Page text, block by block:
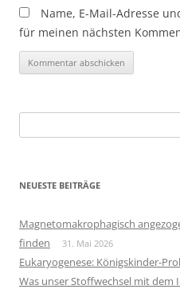
Name, E-Mail-Adresse
für meinen nächsten
nach:
NEUESTE BEITRÄGE
Magnetomakrophagisch
finden
31. Mai 2026
Eukaryogenese: Königskinder-
Was unser Stoffwechsel mit